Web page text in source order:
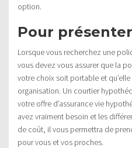
option.
Pour
Lorsque vous recherchez une
vous devez vous assurer que la
votre choix soit portable et
organisation. Un courtier
votre offre d’assurance vie
avez vraiment besoin et les
de coût, il vous permettra de
pour vous et vos proches.